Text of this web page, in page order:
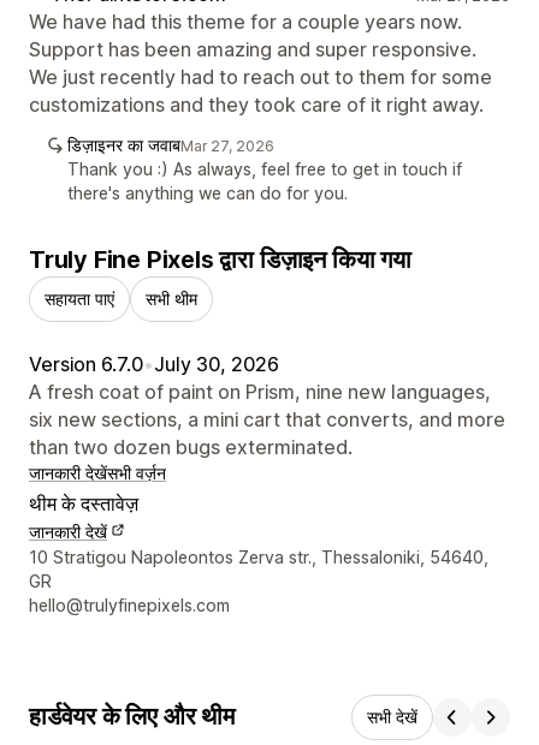
We have had this theme for a couple years now.
Support has been amazing and super responsive.
We just recently had to reach out to them for some
customizations and they took care of it right away.
डिज़ाइनर का जवाबMar 27, 2026
Thank you :) As always, feel free to get in touch if
there's anything we can do for you.
Truly Fine Pixels द्वारा डिज़ाइन किया गया
सहायता पाएं सभी थीम
Version 6.7.0•July 30, 2026
A fresh coat of paint on Prism, nine new languages,
six new sections, a mini cart that converts, and more
than two dozen bugs exterminated.
जानकारी देखेंसभी वर्ज़न
थीम के दस्तावेज़
जानकारी देखें
डिज़ाइनर के संपर्क की जानकारी
10 Stratigou Napoleontos Zerva str., Thessaloniki, 54640,
GR
hello@trulyfinepixels.com
हार्डवेयर के लिए और थीम सभी देखें